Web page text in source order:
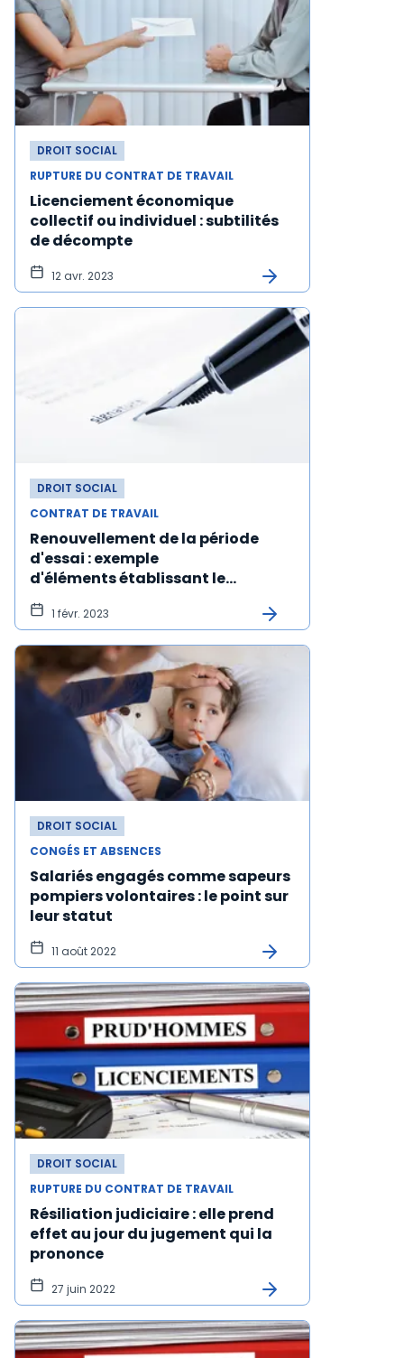
DROIT SOCIAL
RUPTURE DU CONTRAT DE TRAVAIL
Licenciement économique
collectif ou individuel : subtilités
de décompte
12 avr. 2023
DROIT SOCIAL
CONTRAT DE TRAVAIL
Renouvellement de la période
d'essai : exemple
d'éléments établissant le
consentement du salarié
1 févr. 2023
DROIT SOCIAL
CONGÉS ET ABSENCES
Salariés engagés comme sapeurs
pompiers volontaires : le point sur
leur statut
11 août 2022
DROIT SOCIAL
RUPTURE DU CONTRAT DE TRAVAIL
Résiliation judiciaire : elle prend
effet au jour du jugement qui la
prononce
27 juin 2022